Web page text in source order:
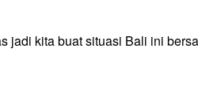
jadi kita buat situasi Bali ini